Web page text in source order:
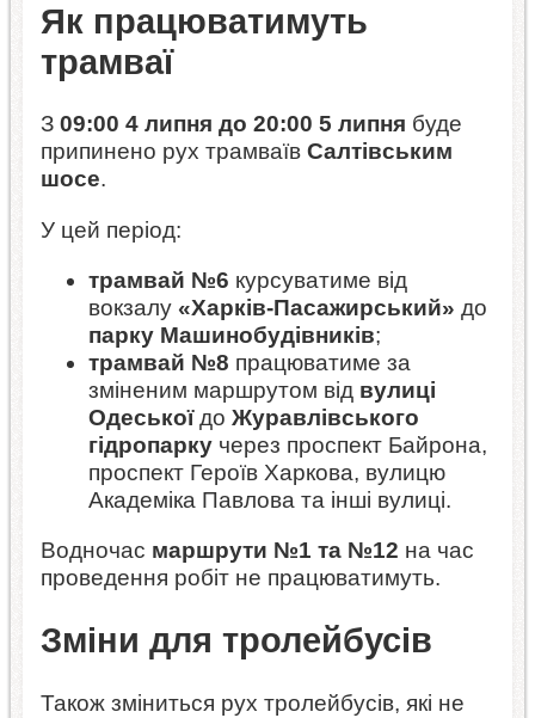
Як працюватимуть
трамваї
З 09:00 4 липня до 20:00 5 липня буде
припинено рух трамваїв Салтівським
шосе.
У цей період:
трамвай №6 курсуватиме від
вокзалу «Харків-Пасажирський» до
парку Машинобудівників;
трамвай №8 працюватиме за
зміненим маршрутом від вулиці
Одеськоїдо Журавлівського
гідропаркучерез проспект Байрона,
проспект Героїв Харкова, вулицю
Академіка Павлова та інші вулиці.
Водночас маршрути №1 та №12 на час
проведення робіт не працюватимуть.
Зміни для тролейбусів
Також зміниться рух тролейбусів, які не